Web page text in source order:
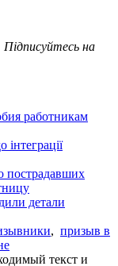
Підписуйтесь на
работникам
пострадавших
детали
, призыв в
текст и